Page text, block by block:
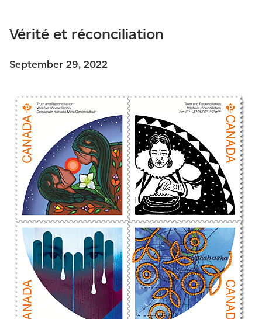
Vérité et réconciliation
September 29, 2022